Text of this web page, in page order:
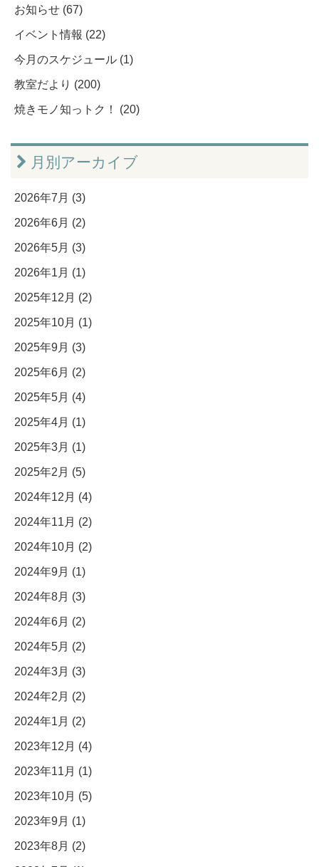
お知らせ (67)
イベント情報 (22)
今月のスケジュール (1)
教室だより (200)
焼きモノ知っトク！ (20)
月別アーカイブ
2026年7月 (3)
2026年6月 (2)
2026年5月 (3)
2026年1月 (1)
2025年12月 (2)
2025年10月 (1)
2025年9月 (3)
2025年6月 (2)
2025年5月 (4)
2025年4月 (1)
2025年3月 (1)
2025年2月 (5)
2024年12月 (4)
2024年11月 (2)
2024年10月 (2)
2024年9月 (1)
2024年8月 (3)
2024年6月 (2)
2024年5月 (2)
2024年3月 (3)
2024年2月 (2)
2024年1月 (2)
2023年12月 (4)
2023年11月 (1)
2023年10月 (5)
2023年9月 (1)
2023年8月 (2)